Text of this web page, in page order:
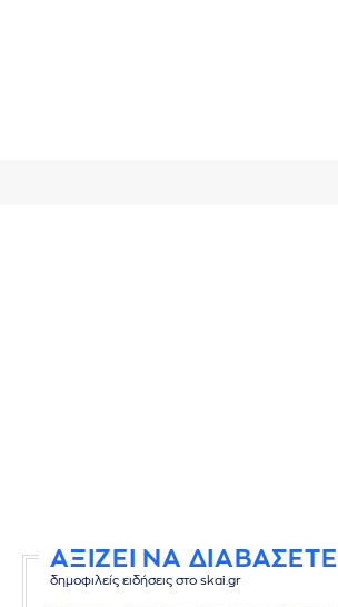
ΑΞΙΖΕΙ ΝΑ ΔΙΑΒΑΣΕΤΕ
δημοφιλείς ειδήσεις στο skai.gr